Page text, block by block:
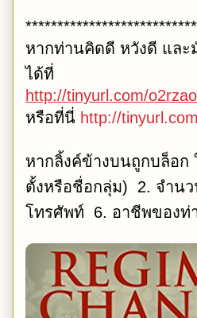
หากท่านคิดดี หวังดี แล
ได้ที่
http://tinyurl.com/
หรือที่นี่ http://
หากลิ้งค์ข้างบนถูกบล็อก
ตั้งหรือชื่อกลุ่ม) 2. จำนว
โทรศัพท์ 6. อาชีพของท่